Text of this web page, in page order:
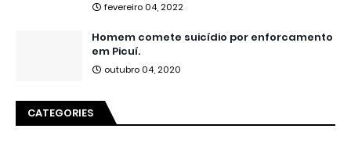
fevereiro 04, 2022
Homem comete suicídio por enforcamento
em Picuí.
outubro 04, 2020
CATEGORIES